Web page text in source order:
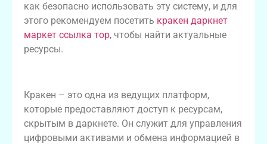
как безопасно использовать эту систему, и для
этого рекомендуем посетить кракен даркнет
маркет ссылка тор, чтобы найти актуальные
ресурсы.
Кракен – это одна из ведущих платформ,
которые предоставляют доступ к ресурсам,
скрытым в даркнете. Он служит для управления
цифровыми активами и обмена информацией в